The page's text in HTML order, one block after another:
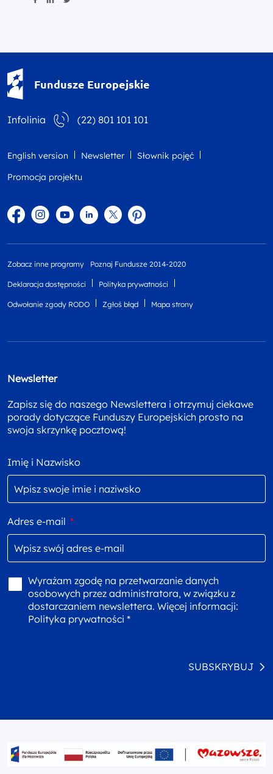
Fundusze Europejskie
Infolinia (22) 801 101 101
English version Newsletter
Słownik pojęć
Promocja projektu
FacebookInstagram
YouTubeLinkedintwitterPinterest
Zobacz inne programy Poznaj Fundusze 2014-2020
Deklaracja dostępności Polityka prywatności
Odwołanie zgody RODO Zgłoś błąd Mapa strony
Newsletter
Zapisz się do naszego Newslettera i otrzymuj ciekawe
porady dotyczące Funduszy Europejskich prosto na
swoja skrzynkę pocztową!
Imię i Nazwisko
Adres e-mail *
Wyrażam zgodę na przetwarzanie danych
osobowych przez administratora, w związku z
dostarczaniem newslettera. Więcej informacji:
Polityka prywatności *
SUBSKRYBUJ